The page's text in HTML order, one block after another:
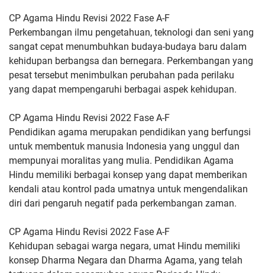
CP Agama Hindu Revisi 2022 Fase A-F
Perkembangan ilmu pengetahuan, teknologi dan seni yang
sangat cepat menumbuhkan budaya-budaya baru dalam
kehidupan berbangsa dan bernegara. Perkembangan yang
pesat tersebut menimbulkan perubahan pada perilaku
yang dapat mempengaruhi berbagai aspek kehidupan.
CP Agama Hindu Revisi 2022 Fase A-F
Pendidikan agama merupakan pendidikan yang berfungsi
untuk membentuk manusia Indonesia yang unggul dan
mempunyai moralitas yang mulia. Pendidikan Agama
Hindu memiliki berbagai konsep yang dapat memberikan
kendali atau kontrol pada umatnya untuk mengendalikan
diri dari pengaruh negatif pada perkembangan zaman.
CP Agama Hindu Revisi 2022 Fase A-F
Kehidupan sebagai warga negara, umat Hindu memiliki
konsep Dharma Negara dan Dharma Agama, yang telah